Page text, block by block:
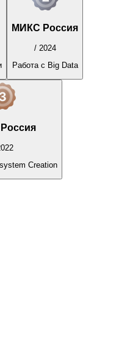
МИКС Россия
/ 2024
Работа с Big Data
Creation